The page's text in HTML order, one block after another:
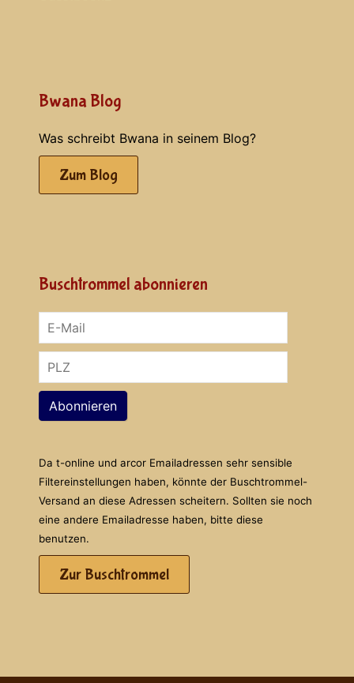
Bwana Blog
Was schreibt Bwana in seinem Blog?
Zum Blog
Buschtrommel abonnieren
Abonnieren
Da t-online und arcor Emailadressen sehr sensible
Filtereinstellungen haben, könnte der Buschtrommel-
Versand an diese Adressen scheitern. Sollten sie noch
eine andere Emailadresse haben, bitte diese
benutzen.
Zur Buschtrommel